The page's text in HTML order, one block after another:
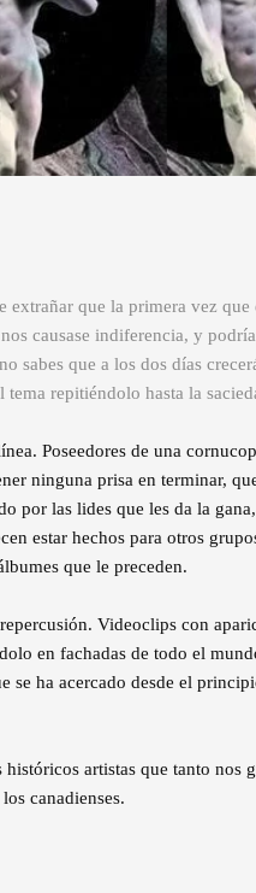
extrañar que la primera vez
causase indiferencia, y
sabes que a los dos días
repitiéndolo hasta la
Poseedores de una
ninguna prisa en terminar,
por las lides que les da la
estar hechos para otros
que le preceden.
Videoclips con
en fachadas de todo el
se ha acercado desde el
artistas que tanto nos
canadienses.